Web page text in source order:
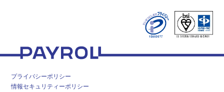
ペイロール
プライバシーポリシー
情報セキュリティーポリシー